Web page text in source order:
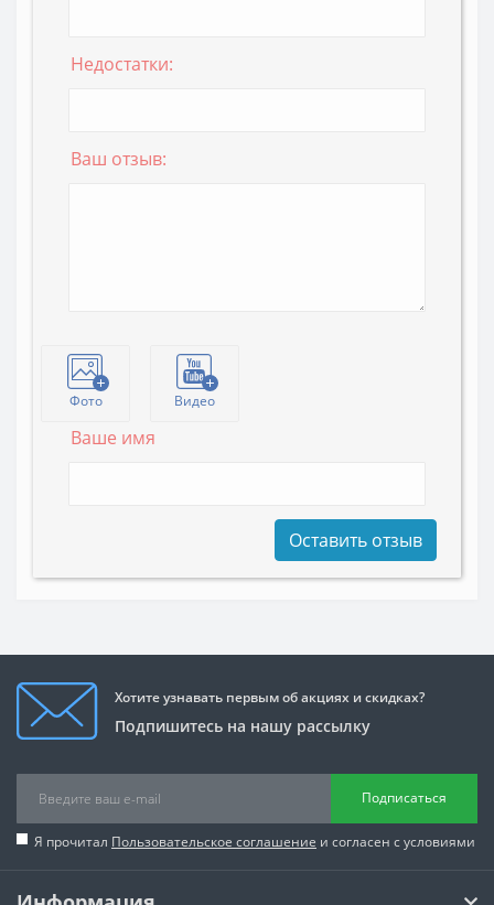
Недостатки:
Ваш отзыв:
Фото Видео
Ваше имя
Оставить отзыв
Хотите узнавать первым об акциях и скидках?
Подпишитесь на нашу рассылку
Подписаться
Я прочитал Пользовательское соглашение и согласен с условиями